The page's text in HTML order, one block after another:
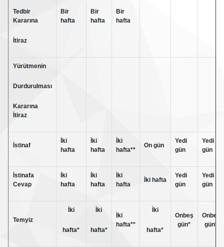
Tedbir
Kararına
İtiraz
Bir
hafta
Bir
hafta
Bir
hafta
Yürütmenin
Durdurulması
Kararına
İtiraz
İstinaf
İki
hafta
İki
hafta
İki
hafta**
On gün
Yedi
gün
Yedi
gün
İstinafa
Cevap
İki
hafta
İki
hafta
İki
hafta
İki hafta
Yedi
gün
Yedi
gün
Temyiz
İki
hafta*
İki
hafta*
İki
hafta**
İki
hafta*
Onbeş
gün*
Onbeş
gün*